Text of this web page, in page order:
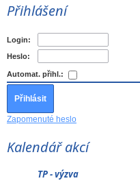
Přihlášení
Login:
Heslo:
Automat. přihl.:
Zapomenuté heslo
Kalendář akcí
TP - výzva